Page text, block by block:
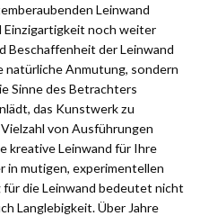
Leinwand
Einzigartigkeit noch weiter
Beschaffenheit der Leinwand
natürliche Anmutung, sondern
Sinne des Betrachters
das Kunstwerk zu
von Ausführungen
kreative Leinwand für Ihre
in mutigen, experimentellen
die Leinwand bedeutet nicht
Langlebigkeit. Über Jahre